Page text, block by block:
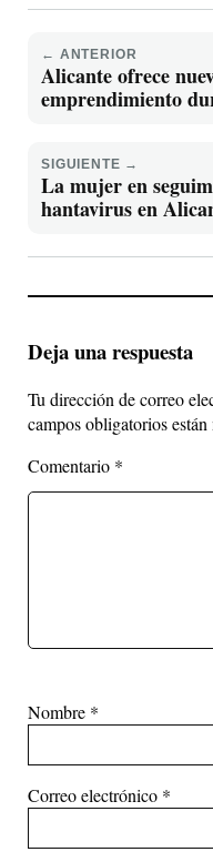
← ANTERIOR
Alicante ofrece
emprendimiento
SIGUIENTE →
La mujer en
hantavirus en
Deja una respuesta
Tu dirección de correo
campos obligatorios están
Comentario *
Nombre *
Correo electrónico *